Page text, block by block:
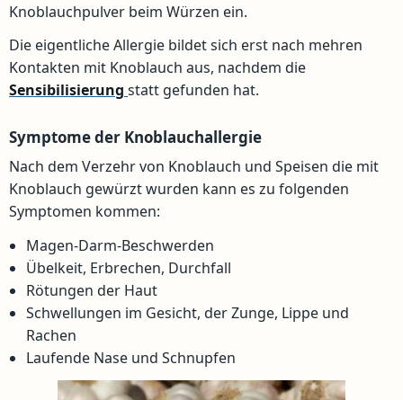
Knoblauchpulver beim Würzen ein.
Die eigentliche Allergie bildet sich erst nach mehren
Kontakten mit Knoblauch aus, nachdem die
Sensibilisierung statt gefunden hat.
Symptome der Knoblauchallergie
Nach dem Verzehr von Knoblauch und Speisen die mit
Knoblauch gewürzt wurden kann es zu folgenden
Symptomen kommen:
Magen-Darm-Beschwerden
Übelkeit, Erbrechen, Durchfall
Rötungen der Haut
Schwellungen im Gesicht, der Zunge, Lippe und
Rachen
Laufende Nase und Schnupfen